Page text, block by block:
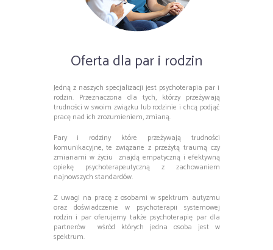
Oferta dla par i rodzin
Jedną z naszych specjalizacji jest psychoterapia par i
rodzin. Przeznaczona dla tych, którzy przeżywają
trudności w swoim związku lub rodzinie i chcą podjąć
pracę nad ich zrozumieniem, zmianą.
Pary i rodziny które przeżywają trudności
komunikacyjne, te związane z przeżytą traumą czy
zmianami w życiu znajdą empatyczną i efektywną
opiekę psychoterapeutyczną z zachowaniem
najnowszych standardów.
Z uwagi na pracę z osobami w spektrum autyzmu
oraz doświadczenie w psychoterapii systemowej
rodzin i par oferujemy także psychoterapię par dla
partnerów wśród których jedna osoba jest w
spektrum.